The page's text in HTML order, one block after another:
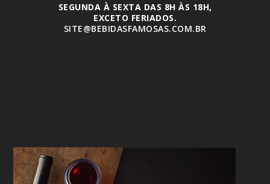
SEGUNDA À SEXTA DAS 8H ÀS 18H,
EXCETO FERIADOS.
SITE@BEBIDASFAMOSAS.COM.BR